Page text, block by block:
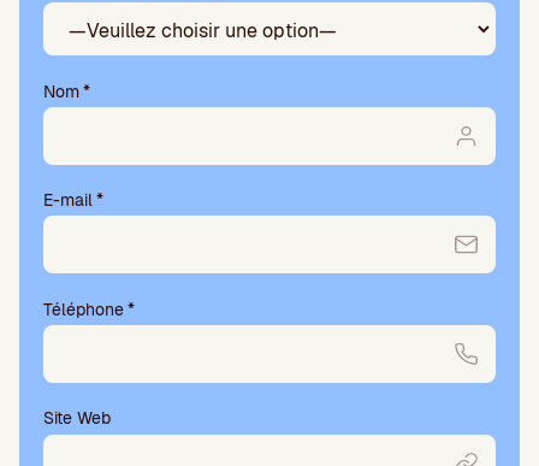
l
l
a
s
s
e
c
c
p
v
Nom*
E-mail*
Téléphone*
Site Web